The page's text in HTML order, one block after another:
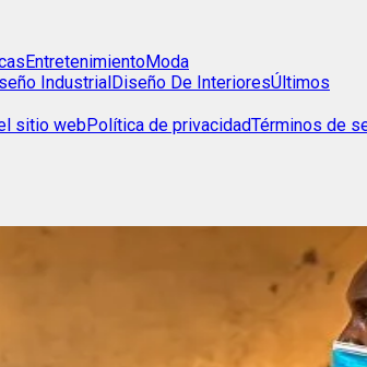
EntretenimientoModa
IndustrialDiseño De InterioresÚltimos
sitio webPolítica de privacidadTérminos de